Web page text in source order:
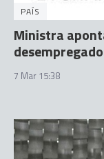
PAÍS
Ministra
7 Mar 15:38